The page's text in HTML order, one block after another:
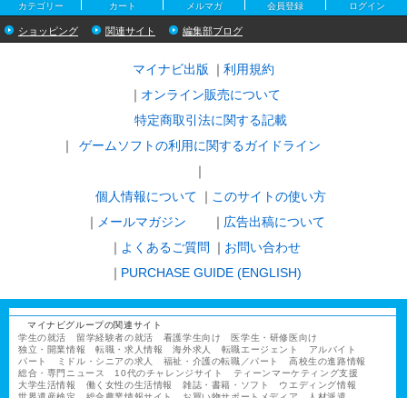
カテゴリー カート メルマガ 会員登録 ログイン
ショッピング 関連サイト 編集部ブログ
マイナビ出版
利用規約
オンライン販売について
特定商取引法に関する記載
ゲームソフトの利用に関するガイドライン
｜
個人情報について
このサイトの使い方
メールマガジン
広告出稿について
よくあるご質問
お問い合わせ
PURCHASE GUIDE (ENGLISH)
マイナビグループの関連サイト
学生の就活
留学経験者の就活 看護学生向け
医学生・研修医向け
独立・開業情報
転職・求人情報 海外求人 転職エージェント
アルバイト
パート
ミドル・シニアの求人 福祉・介護の転職／パート
高校生の進路情報
総合・専門ニュース
10代のチャレンジサイト
ティーンマーケティング支援
大学生活情報
働く女性の生活情報 雑誌・書籍・ソフト
ウエディング情報